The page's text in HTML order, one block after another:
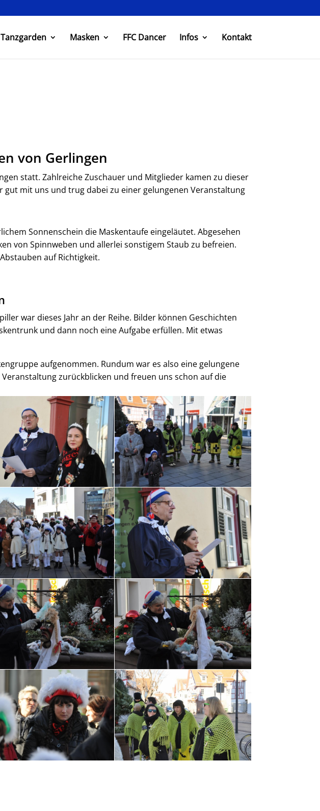
Tanzgarden Masken FFC Dancer Infos Kontakt
von Gerlingen
statt. Zahlreiche Zuschauer und Mitglieder kamen zu dieser
mit uns und trug dabei zu einer gelungenen Veranstaltung
Sonnenschein die Maskentaufe eingeläutet. Abgesehen
von Spinnweben und allerlei sonstigem Staub zu befreien.
auf Richtigkeit.
war dieses Jahr an der Reihe. Bilder können Geschichten
und dann noch eine Aufgabe erfüllen. Mit etwas
aufgenommen. Rundum war es also eine gelungene
zurückblicken und freuen uns schon auf die